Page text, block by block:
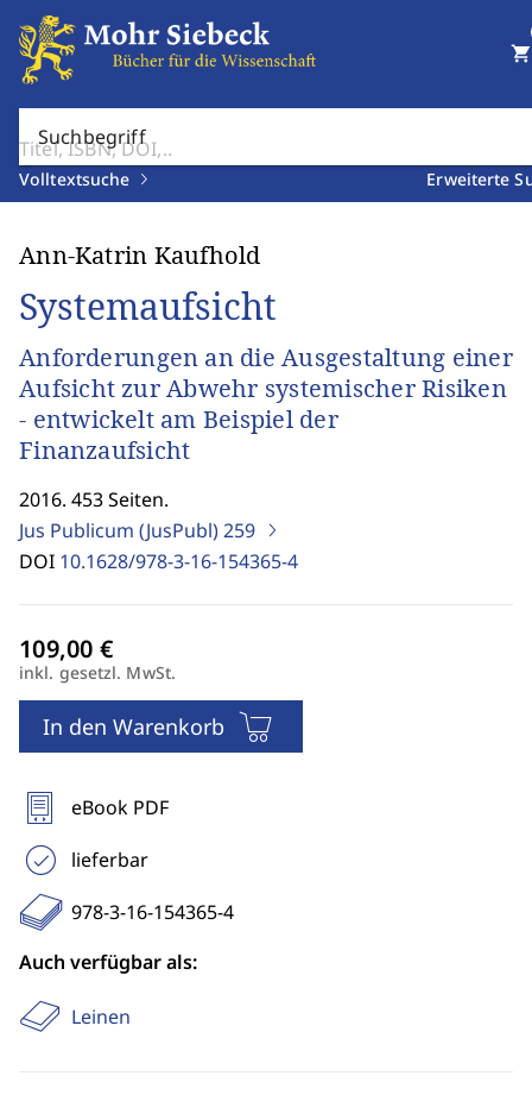
Suchbegriff
Volltextsuche Erweiterte
shopping_cart
Ann-Katrin Kaufhold
Systemaufsicht
Anforderungen an die Ausgestaltung einer
Aufsicht zur Abwehr systemischer Risiken
- entwickelt am Beispiel der
Finanzaufsicht
2016. 453 Seiten.
Jus Publicum (JusPubl)259
DOI 10.1628/978-3-16-154365-4
inkl. gesetzl. MwSt.
In den Warenkorb
eBook PDF
lieferbar
978-3-16-154365-4
Auch verfügbar als:
Leinen